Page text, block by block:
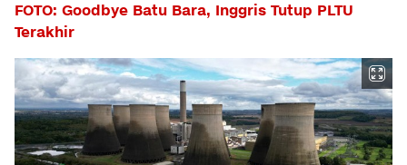
FOTO: Goodbye Batu Bara, Inggris Tutup PLTU
Terakhir